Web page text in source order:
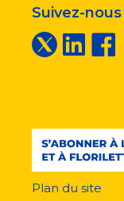
Suivez-nous
Plan du site